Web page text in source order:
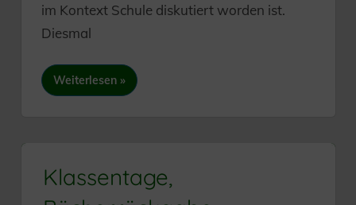
im Kontext Schule diskutiert worden ist.
Diesmal
Weiterlesen
Klassentage,